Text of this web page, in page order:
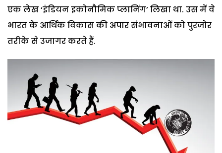
एक लेख ‘इंडियन इकोनौमिक प्लानिंग’ लिखा था. उस में वे
भारत के आर्थिक विकास की अपार संभावनाओं को पुरजोर
तरीके से उजागर करते हैं.